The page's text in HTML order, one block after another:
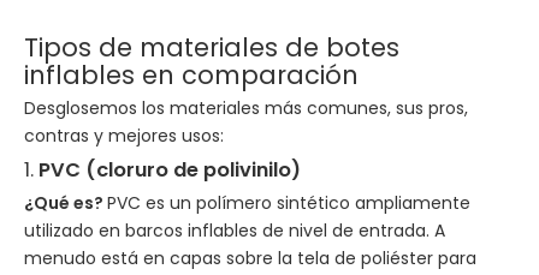
Tipos de materiales de botes
inflables en comparación
Desglosemos los materiales más comunes, sus pros,
contras y mejores usos:
1. PVC (cloruro de polivinilo)
¿Qué es? PVC es un polímero sintético ampliamente
utilizado en barcos inflables de nivel de entrada. A
menudo está en capas sobre la tela de poliéster para